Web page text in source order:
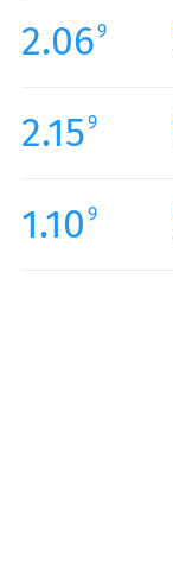
2.069
2.159
1.10 9